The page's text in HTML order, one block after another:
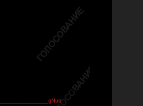
_________________gNus